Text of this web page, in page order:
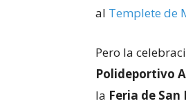
al Templete de
Pero la
Polideportivo
la Feria de San